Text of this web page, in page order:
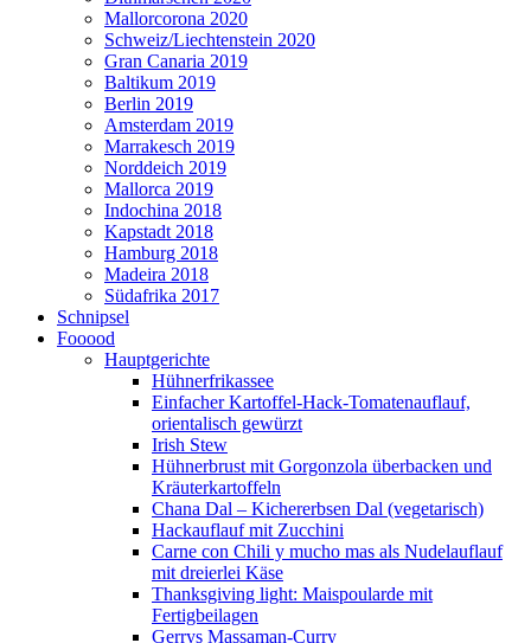
Mallorcorona 2020
Schweiz/Liechtenstein 2020
Gran Canaria 2019
Baltikum 2019
Berlin 2019
Amsterdam 2019
Marrakesch 2019
Norddeich 2019
Mallorca 2019
Indochina 2018
Kapstadt 2018
Hamburg 2018
Madeira 2018
Südafrika 2017
Schnipsel
Fooood
Hauptgerichte
Hühnerfrikassee
Einfacher Kartoffel-Hack-Tomatenauflauf,
orientalisch gewürzt
Irish Stew
Hühnerbrust mit Gorgonzola überbacken und
Kräuterkartoffeln
Chana Dal – Kichererbsen Dal (vegetarisch)
Hackauflauf mit Zucchini
Carne con Chili y mucho mas als Nudelauflauf
mit dreierlei Käse
Thanksgiving light: Maispoularde mit
Fertigbeilagen
Gerrys Massaman-Curry